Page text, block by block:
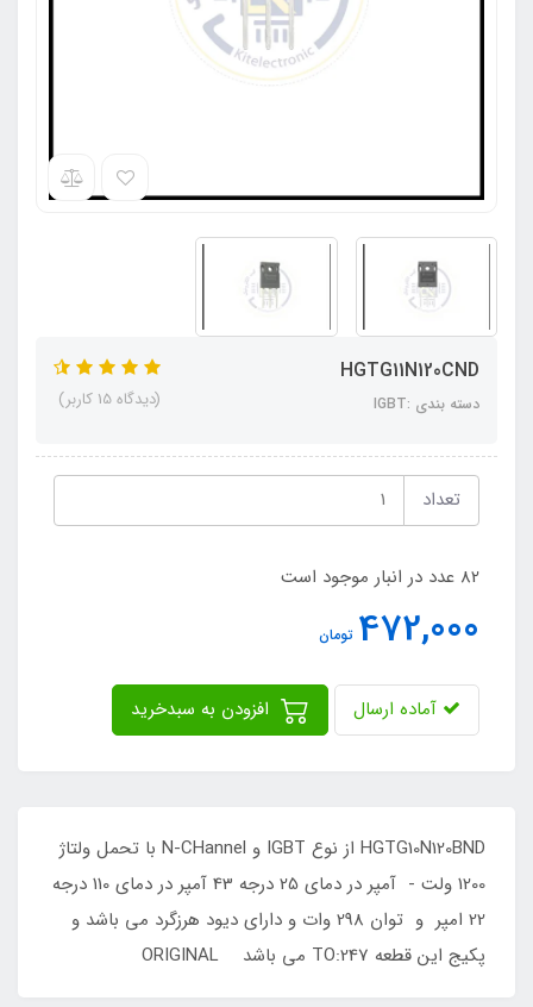
HGTG11N120CND
دسته بندی :IGBT (دیدگاه 15 کاربر)
تعداد
82 عدد در انبار موجود است
472,000 تومان
آماده ارسال
HGTG10N120BND از نوع IGBT و N-CHannel با تحمل ولتاژ
1200 ولت - آمپر در دمای 25 درجه 43 آمپر در دمای 110 درجه
22 امپر و توان 298 وات و دارای دیود هرزگرد می باشد و
پکیج این قطعه TO:247 می باشد ORIGINAL